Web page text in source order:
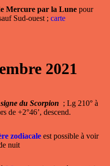
Mercure par la Lune pour
Sud-ouest ; carte
2021
signe du Scorpion ; Lg 210° à
de +2°46’, descend.
zodiacale est possible à voir
nuit